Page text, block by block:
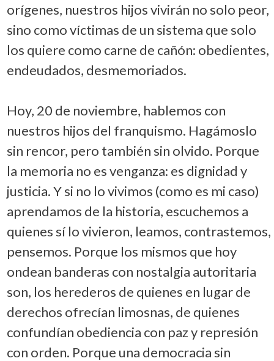
orígenes, nuestros hijos vivirán no solo peor,
sino como víctimas de un sistema que solo
los quiere como carne de cañón: obedientes,
endeudados, desmemoriados.
Hoy, 20 de noviembre, hablemos con
nuestros hijos del franquismo. Hagámoslo
sin rencor, pero también sin olvido. Porque
la memoria no es venganza: es dignidad y
justicia. Y si no lo vivimos (como es mi caso)
aprendamos de la historia, escuchemos a
quienes sí lo vivieron, leamos, contrastemos,
pensemos. Porque los mismos que hoy
ondean banderas con nostalgia autoritaria
son, los herederos de quienes en lugar de
derechos ofrecían limosnas, de quienes
confundían obediencia con paz y represión
con orden. Porque una democracia sin